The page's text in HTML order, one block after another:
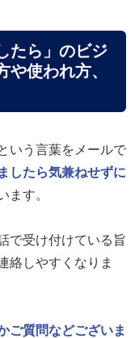
たら」のビジ
使われ方、
いう言葉をメールで
したら気兼ねせずに
ます。
で受け付けている旨
絡しやすくなりま
ご質問などございま